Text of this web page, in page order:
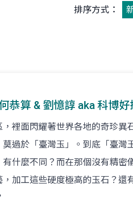
排序方式：
恭算 & 劉憶諄 aka 科博好
裡面閃耀著世界各地的奇珍異
過於「臺灣玉」。到底「臺灣
什麼不同？而在那個沒有精密
加工這些硬度極高的玉石？還